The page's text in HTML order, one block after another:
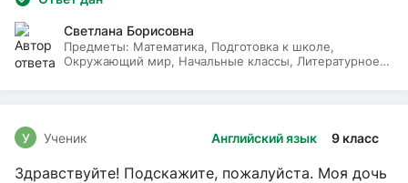
Светлана Борисовна
Предметы: Математика, Подготовка к школе,
Окружающий мир, Начальные классы, Литературное
Английский язык 9 класс
У Ученик
Здравствуйте! Подскажите, пожалуйста. Моя дочь